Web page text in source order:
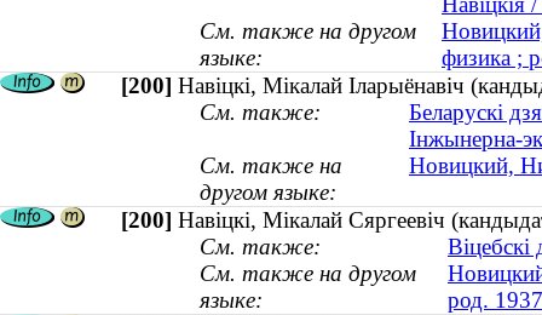
См. также на другом
языке:
физика ;
[200] Навіцкі, Мікалай Іларыёнавіч
См. также:
Беларускі
Інжынерна-
См. также на
другом языке:
Новицкий,
[200] Навіцкі, Мікалай Сяргеевіч
См. также:
См. также на другом
языке:
род.